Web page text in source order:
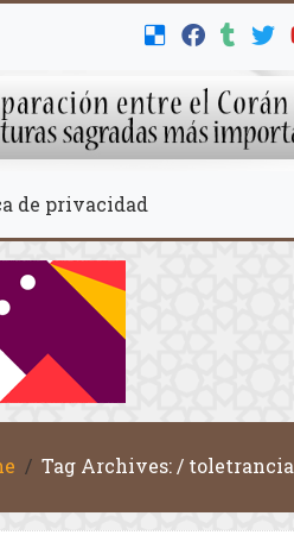
de privacidad
Tag Archives: / toletrancia